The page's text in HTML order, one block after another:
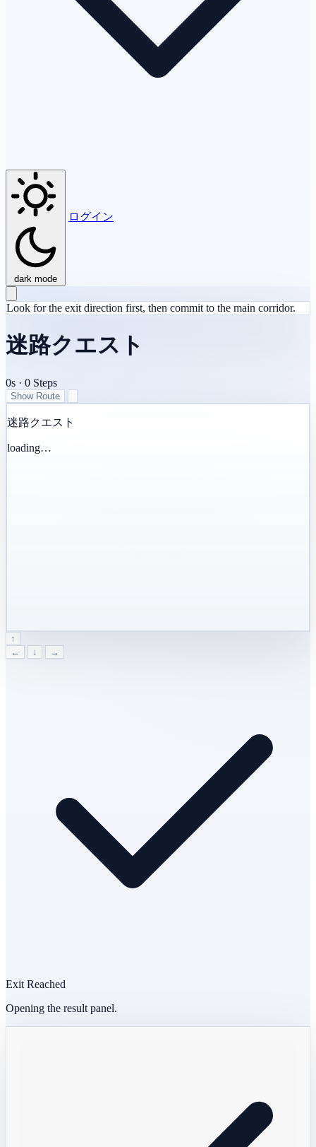
dark mode
ログイン
Look for the exit direction first, then commit to the main corridor.
迷路クエスト
0s · 0 Steps
Show Route
迷路クエスト
loading…
↑
←
↓ →
Exit Reached
Opening the result panel.